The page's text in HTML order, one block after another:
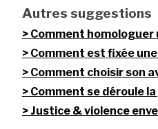
Autres suggestions
Comment homologuer
Comment est fixée
Comment choisir son
Comment se déroule
Justice & violence